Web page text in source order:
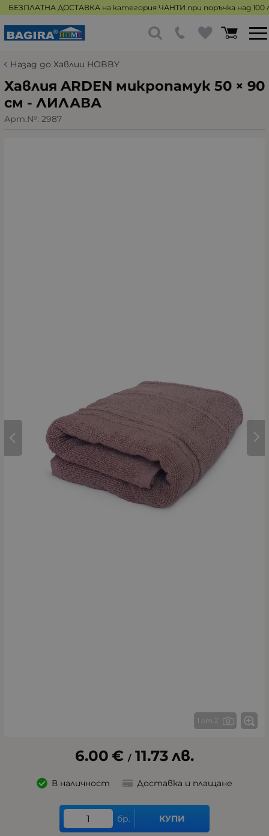
БЕЗПЛАТНА ДОСТАВКА на категория ЧАНТИ при поръчка над 100
Назад до Хавлии HOBBY
Хавлия ARDEN микропамук 50 × 90
см - ЛИЛАВА
Арт.№: 2987
1 от 2
6.00 € / 11.73 лв.
В наличност Доставка и плащане
бр. КУПИ